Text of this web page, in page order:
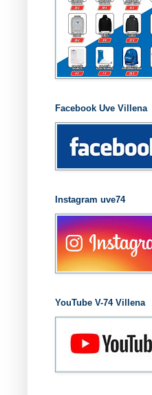
Facebook Uve Villena
Instagram uve74
YouTube V-74 Villena